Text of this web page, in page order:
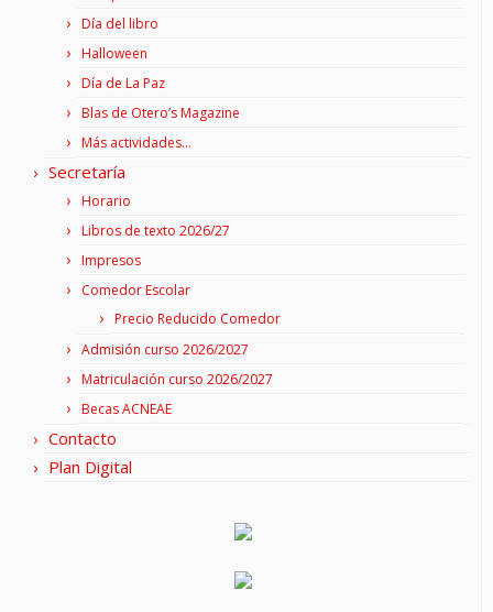
Día del libro
Halloween
Día de La Paz
Blas de Otero’s Magazine
Más actividades…
Secretaría
Horario
Libros de texto 2026/27
Impresos
Comedor Escolar
Precio Reducido Comedor
Admisión curso 2026/2027
Matriculación curso 2026/2027
Becas ACNEAE
Contacto
Plan Digital